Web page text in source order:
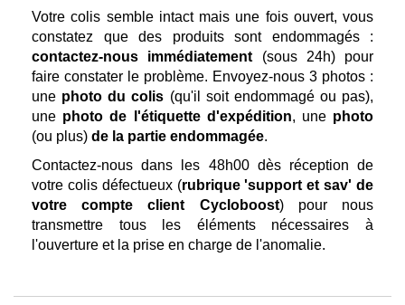
Votre colis semble intact mais une fois ouvert, vous
constatez que des produits sont endommagés :
contactez-nous immédiatement(sous 24h) pour
faire constater le problème. Envoyez-nous 3 photos :
une photo du colis (qu'il soit endommagé ou pas),
une photo de l'étiquette d'expédition, une photo
(ou plus) de la partie endommagée.
Contactez-nous dans les 48h00 dès réception de
votre colis défectueux (rubrique 'support et sav' de
votre compte client Cycloboost) pour nous
transmettre tous les éléments nécessaires à
l'ouverture et la prise en charge de l'anomalie.